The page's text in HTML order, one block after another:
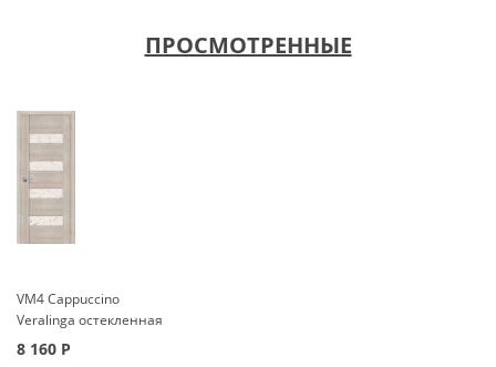
ПРОСМОТРЕННЫЕ
VM4 Cappuccino
Veralinga остекленная
8 160 Р